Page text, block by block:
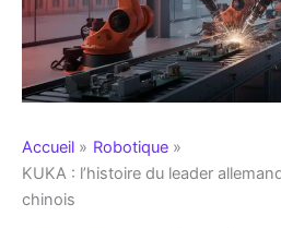
Accueil
Robotique
KUKA : l’histoire du leader
chinois